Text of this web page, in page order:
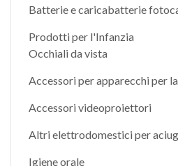
Batterie e caricabatterie
Prodotti per l'Infanzia
Occhiali da vista
Accessori per apparecchi per
Accessori videoproiettori
Altri elettrodomestici per
Igiene orale